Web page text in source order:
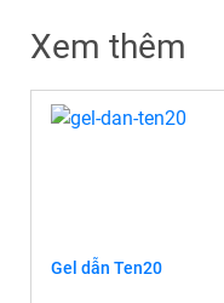
Xem thêm
Gel dẫn Ten20